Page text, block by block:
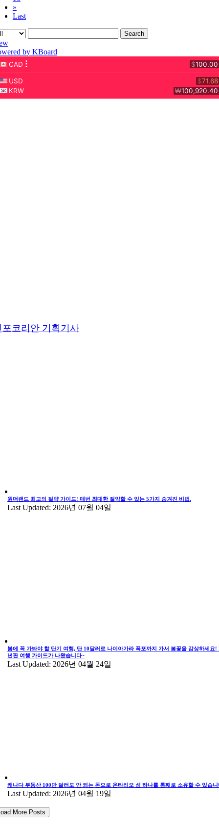
»
Last
Search
by KBoard
포코리안 기획기사
원더랜드 최고의 절약 가이드! 매번 최대한 절약할 수 있는 5가지 숨겨진 비법.
Last Updated: 2026년 07월 04일
봄에 꼭 가봐야 할 단기 여행, 단 10달러로 나이아가라 폭포까지 가서 봄꽃을 감상하세요!
년판 여행 가이드가 나왔습니다~
Last Updated: 2026년 04월 24일
캐나다 부동산 100만 달러도 안 되는 돈으로 온타리오 섬 하나를 통째로 소유할 수 있습니
Last Updated: 2026년 04월 19일
More Posts